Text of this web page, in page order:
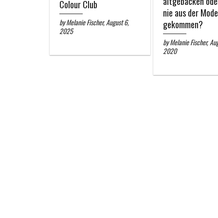
Colour Club
by Melanie Fischer, August 6,
2025
nie aus der Mode
gekommen?
by Melanie Fischer,
2020